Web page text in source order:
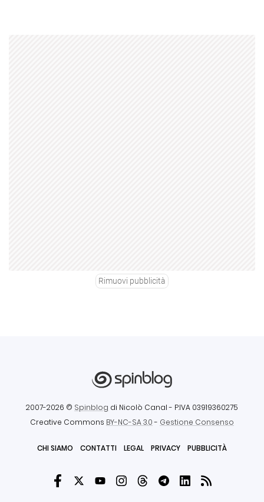
Rimuovi pubblicità
2007-2026 © Spinblog di Nicolò Canal - P.IVA 03919360275
Creative Commons BY-NC-SA 3.0- Gestione Consenso
CHI SIAMO CONTATTI LEGAL PRIVACY PUBBLICITÀ